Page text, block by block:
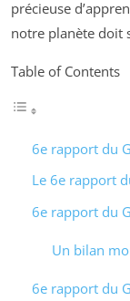
précieuse
notre planète doit
Table of Contents
6e rapport du
Le 6e rapport
6e rapport du
Un bilan
6e rapport du